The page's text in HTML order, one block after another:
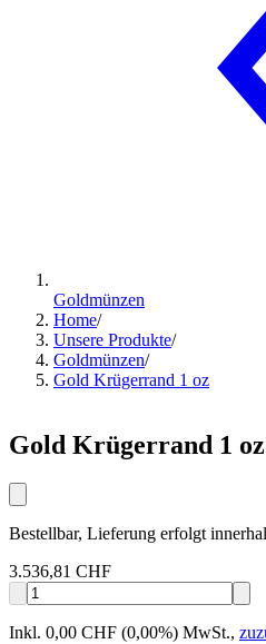
Goldmünzen
Home/
Unsere Produkte/
Goldmünzen/
Gold Krügerrand 1 oz
Gold Krügerrand 1 oz
Bestellbar, Lieferung erfolgt
3.536,81 CHF
Inkl. 0,00 CHF (0,00%) MwSt.,